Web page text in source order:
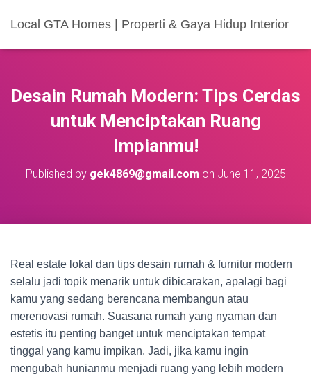
Local GTA Homes | Properti & Gaya Hidup Interior
Desain Rumah Modern: Tips Cerdas
untuk Menciptakan Ruang
Impianmu!
Published by gek4869@gmail.com on June 11, 2025
Real estate lokal dan tips desain rumah & furnitur modern
selalu jadi topik menarik untuk dibicarakan, apalagi bagi
kamu yang sedang berencana membangun atau
merenovasi rumah. Suasana rumah yang nyaman dan
estetis itu penting banget untuk menciptakan tempat
tinggal yang kamu impikan. Jadi, jika kamu ingin
mengubah hunianmu menjadi ruang yang lebih modern